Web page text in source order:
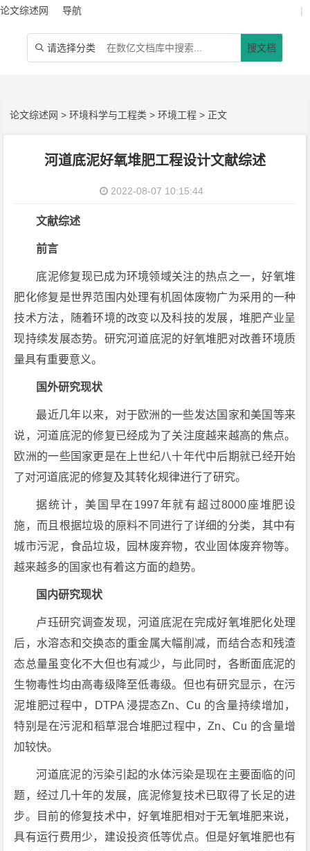
论文综述网 导航 |
 请选择分类 搜文档
论文综述网 >环境科学与工程类 >环境工程 > 正文
河道底泥好氧堆肥工程设计文献综述
2022-08-07 10:15:44
文献综述
前言
底泥修复现已成为环境领域关注的热点之一，好氧堆
肥化修复是世界范围内处理有机固体废物广为采用的一种
技术方法，随着环境的改变以及科技的发展，堆肥产业呈
现持续发展态势。研究河道底泥的好氧堆肥对改善环境质
量具有重要意义。
国外研究现状
最近几年以来，对于欧洲的一些发达国家和美国等来
说，河道底泥的修复已经成为了关注度越来越高的焦点。
欧洲的一些国家更是在上世纪八十年代中后期就已经开始
了对河道底泥的修复及其转化规律进行了研究。
据统计，美国早在1997年就有超过8000座堆肥设
施，而且根据垃圾的原料不同进行了详细的分类，其中有
城市污泥，食品垃圾，园林废弃物，农业固体废弃物等。
越来越多的国家也有着这方面的趋势。
国内研究现状
卢珏研究调查发现，河道底泥在完成好氧堆肥化处理
后，水溶态和交换态的重金属大幅削减，而结合态和残渣
态总量虽变化不大但也有减少，与此同时，各断面底泥的
生物毒性均由高毒级降至低毒级。但也有研究显示，在污
泥堆肥过程中，DTPA 浸提态Zn、Cu 的含量持续增加，
特别是在污泥和稻草混合堆肥过程中，Zn、Cu 的含量增
加较快。
河道底泥的污染引起的水体污染是现在主要面临的问
题，经过几十年的发展，底泥修复技术已取得了长足的进
步。目前的修复技术中，好氧堆肥相对于无氧堆肥来说，
具有运行费用少，建设投资低等优点。但是好氧堆肥也有